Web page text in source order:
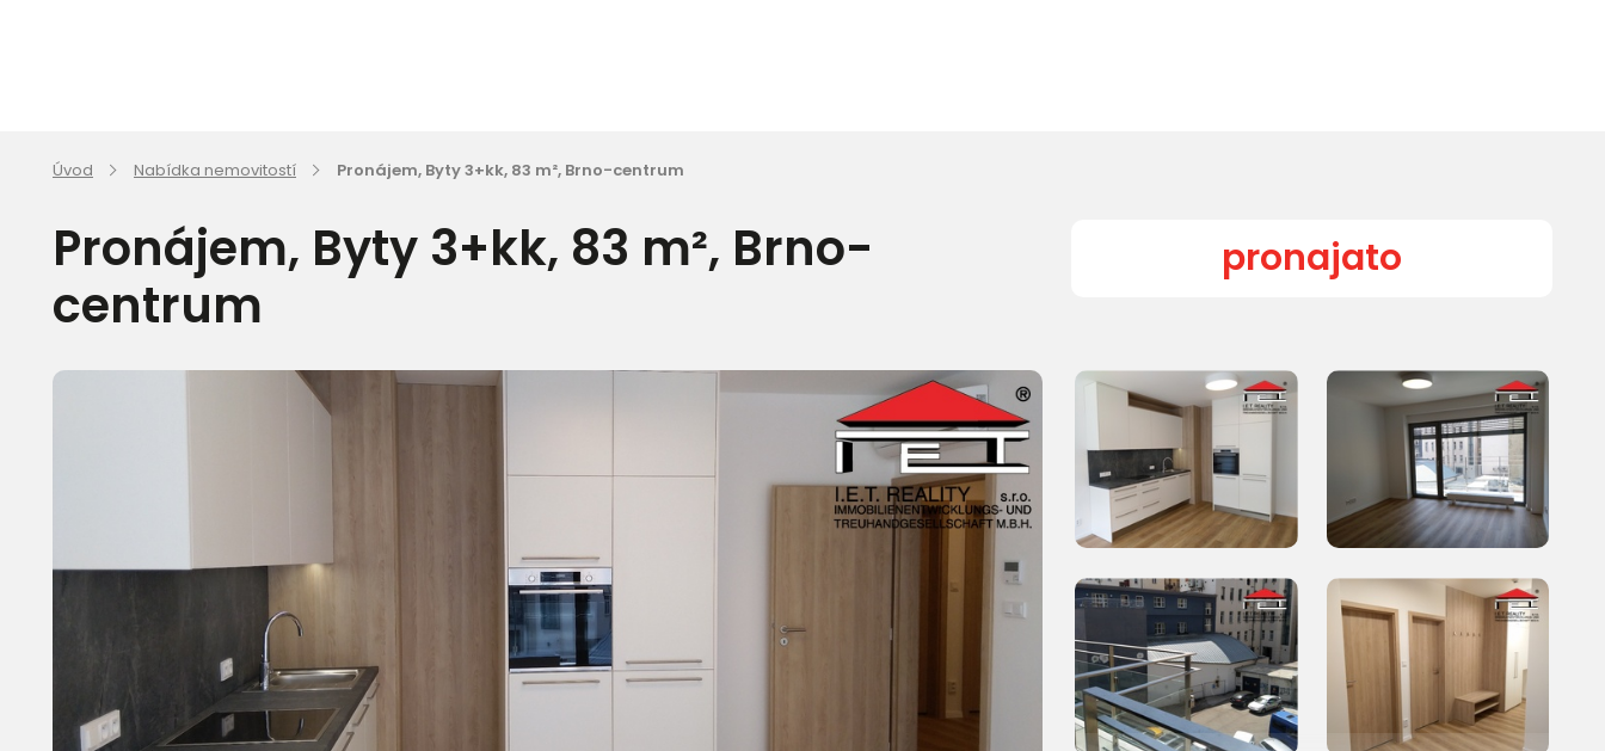
Úvod Nabídka nemovitostí Pronájem, Byty 3+kk, 83 m², Brno-centrum
Pronájem, Byty 3+kk, 83 m², Brno-
centrum
pronajato